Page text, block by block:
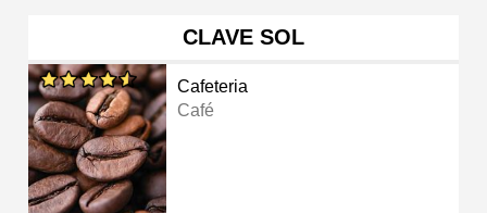
CLAVE SOL
Cafeteria
Café